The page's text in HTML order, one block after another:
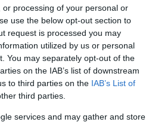
processing of your personal or
use the below opt-out section to
request is processed you may
utilized by us or personal
You may separately opt-out of the
on the IAB’s list of downstream
to third parties on the IAB’s List of
third parties.
services and may gather and store
fürdőruha és bikini
a testalkatod